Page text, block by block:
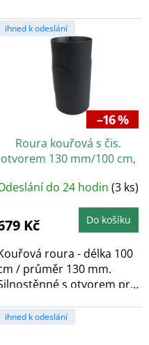
ihned k odeslání
–16 %
Roura kouřová s čis.
otvorem 130 mm/100 cm,
do 24 hodin (3 ks)
Kč Do košíku
roura - délka 100
/ průměr 130 mm.
s otvorem pro
ihned k odeslání